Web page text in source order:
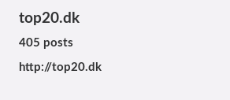
top20.dk
405 posts
http://top20.dk